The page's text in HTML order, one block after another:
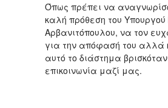
Όπως πρέπει να
καλή πρόθεση του Υπουργού
Αρβανιτόπουλου, να τον
για την απόφασή του αλλά
αυτό το διάστημα
επικοινωνία μαζί μας.